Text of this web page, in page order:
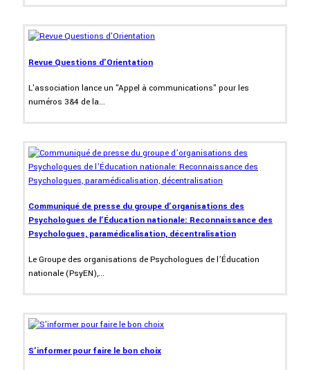
Revue Questions d'Orientation
L'association lance un "Appel à communications" pour les
numéros 3&4 de la...
Communiqué de presse du groupe d’organisations des
Psychologues de l’Éducation nationale: Reconnaissance des
Psychologues, paramédicalisation, décentralisation
Le Groupe des organisations de Psychologues de l’Éducation
nationale (PsyEN),...
S'informer pour faire le bon choix